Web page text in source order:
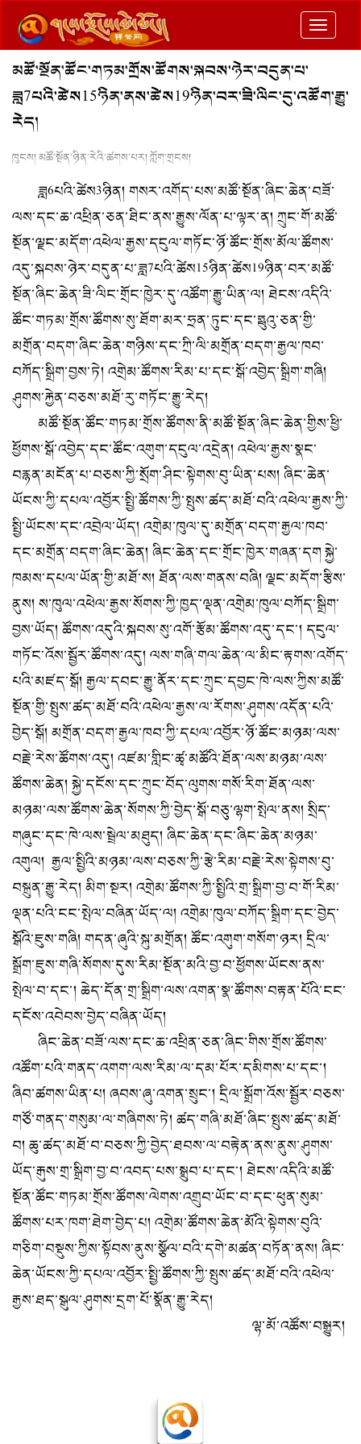
切
换
航
མཚོ་སྔོན་ཚོང་གཏམ་གྲོས་ཚོགས་སྐབས་ཉེར་བདུན་པ་
ཟླ7པའི་ཚེས15ཉིན་ནས་ཚེས19ཉིན་བར་ཟི་ལིང་དུ་འཚོག་རྒྱུ་
རེད།
ཁུངས། མཚོ་སྔོན་ཉིན་རེའི་ཚགས་པར། ཀློག་གྲངས།
ཟླ6པའི་ཚེས3ཉིན། གསར་འགོད་པས་མཚོ་སྔོན་ཞིང་ཆེན་བཟོ་
ལས་དང་ཆ་འཕྲིན་ཅན་ཐིང་ནས་རྒྱུས་ལོན་པ་ལྟར་ན། ཀྲུང་གོ་མཚོ་
སྔོན་ལྗང་མདོག་འཕེལ་རྒྱས་དངུལ་གཏོང་ཉོ་ཚོང་གྲོས་མོལ་ཚོགས་
འདུ་སྐབས་ཉེར་བདུན་པ་ཟླ7པའི་ཚེས15ཉིན་ཚེས19ཉིན་བར་མཚོ་
སྔོན་ཞིང་ཆེན་ཟི་ལིང་གྲོང་ཁྱེར་དུ་འཚོག་རྒྱུ་ཡིན་ལ། ཐེངས་འདིའི་
ཚོང་གཏམ་གྲོས་ཚོགས་སུ་ཐོག་མར་ཧྲན་ཏུང་དང་ཧྥུའུ་ཅན་གྱི་
མགྲོན་བདག་ཞིང་ཆེན་གཉིས་དང་ཀྲི་ལི་མགྲོན་བདག་རྒྱལ་ཁབ་
བཀོད་སྒྲིག་བྱས་ཏེ། འགྲེམ་ཚོགས་རིམ་པ་དང་སྒོ་འབྱེད་སྒྲིག་གཞི།
ཤུགས་རྐྱེན་བཅས་མཐོ་རུ་གཏོང་རྒྱུ་རེད།
མཚོ་སྔོན་ཚོང་གཏམ་གྲོས་ཚོགས་ནི་མཚོ་སྔོན་ཞིང་ཆེན་གྱིས་ཕྱི་
ཕྱོགས་སྒོ་འབྱེད་དང་ཚོང་འགུག་དངུལ་འདྲེན། འཕེལ་རྒྱས་སྣང་
བརྙན་མངོན་པ་བཅས་ཀྱི་སྲོག་ཤིང་སྟེགས་བུ་ཡིན་པས། ཞིང་ཆེན་
ཡོངས་ཀྱི་དཔལ་འབྱོར་སྤྱི་ཚོགས་ཀྱི་སྤུས་ཚད་མཐོ་བའི་འཕེལ་རྒྱས་ཀྱི་
སྤྱི་ཡོངས་དང་འབྲེལ་ཡོད། འགྲེམ་ཁུལ་དུ་མགྲོན་བདག་རྒྱལ་ཁབ་
དང་མགྲོན་བདག་ཞིང་ཆེན། ཞིང་ཆེན་དང་གྲོང་ཁྱེར་གཞན་དག སྐྱེ་
ཁམས་དཔལ་ཡོན་གྱི་མཐོ་ས། ཐོན་ལས་གནས་བཞི། ལྗང་མདོག་རྩིས་
ནུས། ས་ཁུལ་འཕེལ་རྒྱས་སོགས་ཀྱི་ཁྱད་ལྡན་འགྲེམ་ཁུལ་བཀོད་སྒྲིག་
བྱས་ཡོད། ཚོགས་འདུའི་སྐབས་སུ་འགོ་རྩོམ་ཚོགས་འདུ་དང་། དངུལ་
གཏོང་འོས་སྦྱོར་ཚོགས་འདུ། ལས་གཞི་གལ་ཆེན་ལ་མིང་རྟགས་འགོད་
པའི་མཛད་སྒོ། རྒྱལ་དབང་རྒྱུ་ནོར་དང་ཀྲུང་དབྱང་ཁེ་ལས་ཀྱིས་མཚོ་
སྔོན་གྱི་སྤུས་ཚད་མཐོ་བའི་འཕེལ་རྒྱས་ལ་རོགས་ཤུགས་འདོན་པའི་
བྱེད་སྒོ། མགྲོན་བདག་རྒྱལ་ཁབ་ཀྱི་དཔལ་འབྱོར་ཉོ་ཚོང་མཉམ་ལས་
བརྗེ་རེས་ཚོགས་འདུ། འཛམ་གླིང་ཚྭ་མཚོའི་ཐོན་ལས་མཉམ་ལས་
ཚོགས་ཆེན། སྐྱེ་དངོས་དང་ཀྲུང་བོད་ལུགས་གསོ་རིག་ཐོན་ལས་
མཉམ་ལས་ཚོགས་ཆེན་སོགས་ཀྱི་བྱེད་སྒོ་བཅུ་ལྷག་སྤེལ་ནས། སྲིད་
གཞུང་དང་ཁེ་ལས་སྦྲེལ་མཐུད། ཞིང་ཆེན་དང་ཞིང་ཆེན་མཉམ་
འགུལ། རྒྱལ་སྤྱིའི་མཉམ་ལས་བཅས་ཀྱི་རྩེ་རིམ་བརྗེ་རེས་སྟེགས་བུ་
བསྐྲུན་རྒྱུ་རེད། མིག་སྔར། འགྲེམ་ཚོགས་ཀྱི་སྤྱིའི་གྲ་སྒྲིག་བྱ་བ་གོ་རིམ་
ལྡན་པའི་ངང་སྤེལ་བཞིན་ཡོད་ལ། འགྲེམ་ཁུལ་བཀོད་སྒྲིག་དང་བྱེད་
སྒོའི་ཇུས་གཞི། གདན་ཞུའི་སྐུ་མགྲོན། ཚོང་འགུག་གསོག་ཉར། དྲིལ་
སྒྲོག་ཇུས་གཞི་སོགས་དུས་རིམ་སྔོན་མའི་བྱ་བ་ཕྱོགས་ཡོངས་ནས་
སྤེལ་བ་དང་། ཆེད་དོན་གྲ་སྒྲིག་ལས་འགན་སྣ་ཚོགས་བརྟན་པོའི་ངང་
དངོས་འབེབས་བྱེད་བཞིན་ཡོད།
ཞིང་ཆེན་བཟོ་ལས་དང་ཆ་འཕྲིན་ཅན་ཞིང་གིས་གྲོས་ཚོགས་
འཚོག་པའི་གནད་འགག་ལས་རིམ་ལ་དམ་པོར་དམིགས་པ་དང་།
ཞིབ་ཚགས་ཡིན་པ། ཞབས་ཞུ་འགན་སྲུང་། དྲིལ་སྒྲོག་འོས་སྦྱོར་བཅས་
གཙོ་གནད་གསུམ་ལ་གཞིགས་ཏེ། ཚད་གཞི་མཐོ་ཞིང་སྤུས་ཚད་མཐོ་
བ། ཆུ་ཚད་མཐོ་བ་བཅས་ཀྱི་བྱེད་ཐབས་ལ་བརྟེན་ནས་ནུས་ཤུགས་
ཡོད་རྒུས་གྲ་སྒྲིག་བྱ་བ་འབད་པས་སྒྲུབ་པ་དང་། ཐེངས་འདིའི་མཚོ་
སྔོན་ཚོང་གཏམ་གྲོས་ཚོགས་ལེགས་འགྲུབ་ཡོང་བ་དང་ཕུན་སུམ་
ཚོགས་པར་ཁག་ཐེག་བྱེད་པ། འགྲེམ་ཚོགས་ཆེན་མོའི་སྟེགས་བུའི་
གཅིག་བསྡུས་ཀྱིས་སྟོབས་ནུས་སྩོལ་བའི་དགེ་མཚན་བཏོན་ནས། ཞིང་
ཆེན་ཡོངས་ཀྱི་དཔལ་འབྱོར་སྤྱི་ཚོགས་ཀྱི་སྤུས་ཚད་མཐོ་བའི་འཕེལ་
རྒྱས་ཐད་སྒུལ་ཤུགས་དྲག་པོ་སྣོན་རྒྱུ་རེད།
ལྷ་མོ་འཚོས་བསྒྱུར།